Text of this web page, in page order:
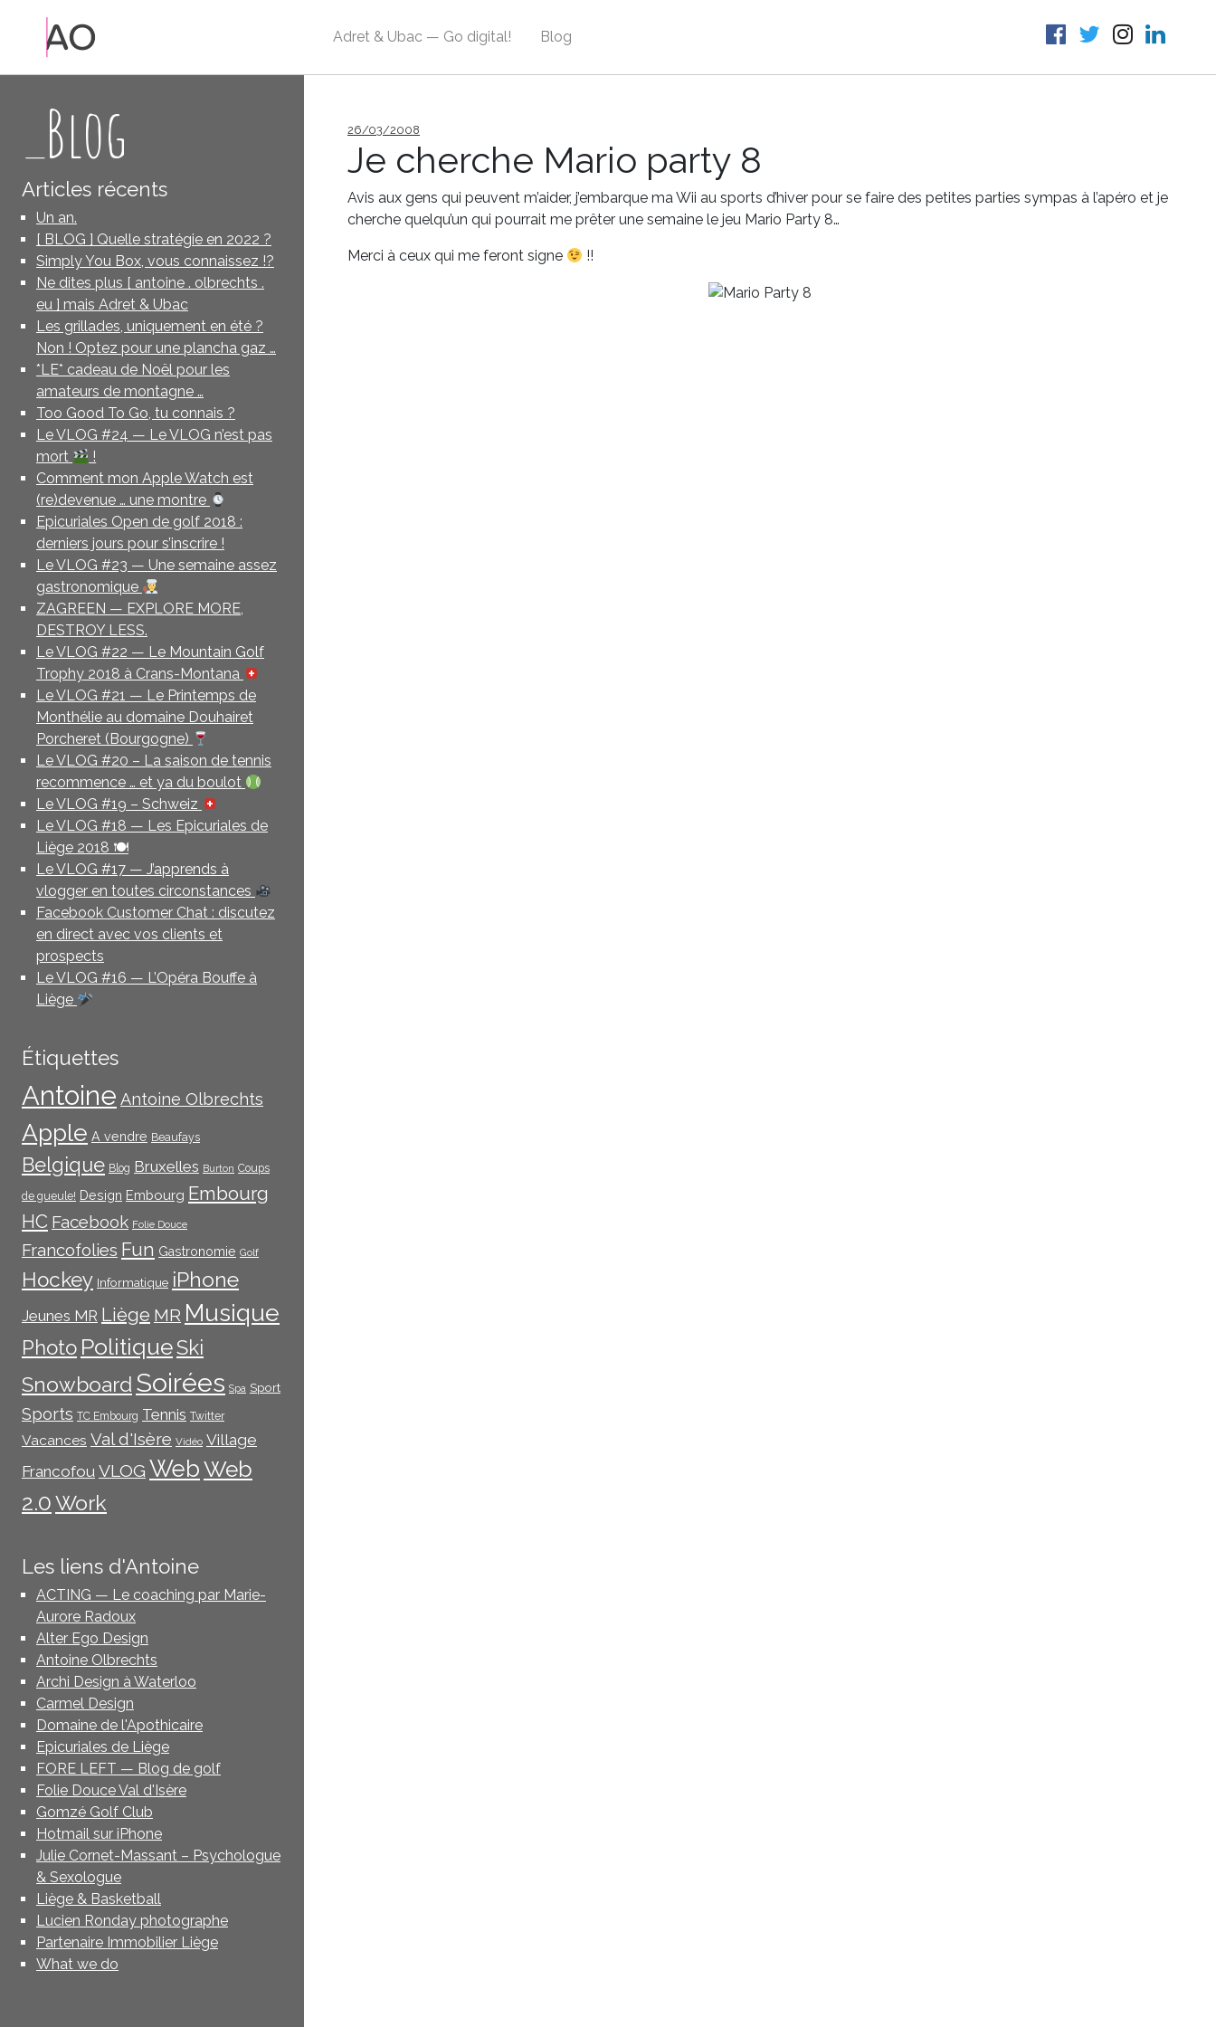
Adret & Ubac — Go digital! Blog
_Blog
Articles récents
Un an.
[ BLOG ] Quelle stratégie en 2022 ?
Simply You Box, vous connaissez !?
Ne dites plus [ antoine . olbrechts .
eu ] mais Adret & Ubac
Les grillades, uniquement en été ?
Non ! Optez pour une plancha gaz …
*LE* cadeau de Noël pour les
amateurs de montagne …
Too Good To Go, tu connais ?
Le VLOG #24 — Le VLOG n’est pas
mort
!
Comment mon Apple Watch est
(re)devenue … une montre
Epicuriales Open de golf 2018 :
derniers jours pour s’inscrire !
Le VLOG #23 — Une semaine assez
gastronomique
ZAGREEN — EXPLORE MORE,
DESTROY LESS.
Le VLOG #22 — Le Mountain Golf
Trophy 2018 à Crans-Montana
Le VLOG #21 — Le Printemps de
Monthélie au domaine Douhairet
Porcheret (Bourgogne)
Le VLOG #20 – La saison de tennis
recommence … et ya du boulot
Le VLOG #19 – Schweiz
Le VLOG #18 — Les Epicuriales de
Liège 2018 🍽
Le VLOG #17 — J’apprends à
vlogger en toutes circonstances
Facebook Customer Chat : discutez
en direct avec vos clients et
prospects
Le VLOG #16 — L’Opéra Bouffe à
Liège
Étiquettes
Antoine Antoine Olbrechts
Apple A vendre Beaufays
Belgique Blog Bruxelles Burton Coups
de gueule! Design Embourg Embourg
HC Facebook Folie Douce
Francofolies Fun Gastronomie Golf
Hockey Informatique iPhone
Jeunes MR Liège MR Musique
Photo PolitiqueSki
Snowboard Soirées Spa Sport
Sports TC Embourg Tennis Twitter
Vacances Val d'Isère Vidéo Village
Francofou VLOG WebWeb
2.0Work
Les liens d'Antoine
ACTING — Le coaching par Marie-
Aurore Radoux
Alter Ego Design
Antoine Olbrechts
Archi Design à Waterloo
Carmel Design
Domaine de l'Apothicaire
Epicuriales de Liège
FORE LEFT — Blog de golf
Folie Douce Val d'Isère
Gomzé Golf Club
Hotmail sur iPhone
Julie Cornet-Massant – Psychologue
& Sexologue
Liège & Basketball
Lucien Ronday photographe
Partenaire Immobilier Liège
What we do
Publié
26/03/2008
Je cherche Mario party 8
Avis aux gens qui peuvent m’aider, j’embarque ma Wii au sports d’hiver pour se faire des petites parties sympas à l’apéro et je
cherche quelqu’un qui pourrait me prêter une semaine le jeu Mario Party 8…
Merci à ceux qui me feront signe !!